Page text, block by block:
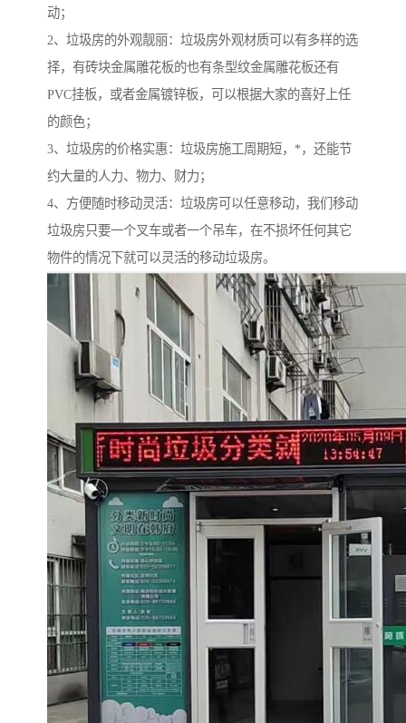
动；
2、垃圾房的外观靓丽：垃圾房外观材质可以有多样的选
择，有砖块金属雕花板的也有条型纹金属雕花板还有
PVC挂板，或者金属镀锌板，可以根据大家的喜好上任
的颜色；
3、垃圾房的价格实惠：垃圾房施工周期短，*，还能节
约大量的人力、物力、财力；
4、方便随时移动灵活：垃圾房可以任意移动，我们移动
垃圾房只要一个叉车或者一个吊车，在不损坏任何其它
物件的情况下就可以灵活的移动垃圾房。